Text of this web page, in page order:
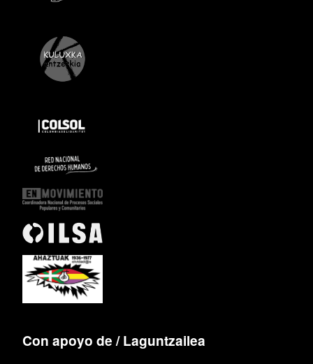
Con apoyo de / Laguntzailea